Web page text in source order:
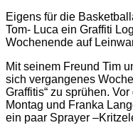
Eigens für die
Tom- Luca ein Graffiti
Wochenende auf
Mit seinem Freund Tim
sich vergangenes
Graffitis“ zu sprühen.
Montag und Franka
ein paar Sprayer